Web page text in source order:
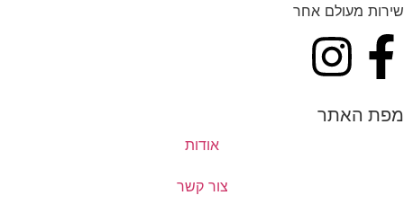
שירות מעולם אחר
מפת האתר
אודות
צור קשר